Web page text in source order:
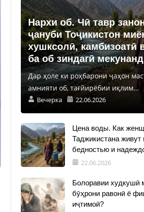
Нархи об. Чӣ тавр
ҷануби Тоҷикистон
хушксолӣ, камбизоатӣ
ба об зиндагӣ мекунанд
Дар ҳоле ки роҳбарони ҷаҳон
амнияти об, тағйирёбии иқлим...
Вечерка 22.06.2026
Цена воды. Как
Таджикистана живут
бедностью и
22.06.2026
Болоравии худкушӣ
бӯҳрони равонӣ ё
иҷтимоӣ?